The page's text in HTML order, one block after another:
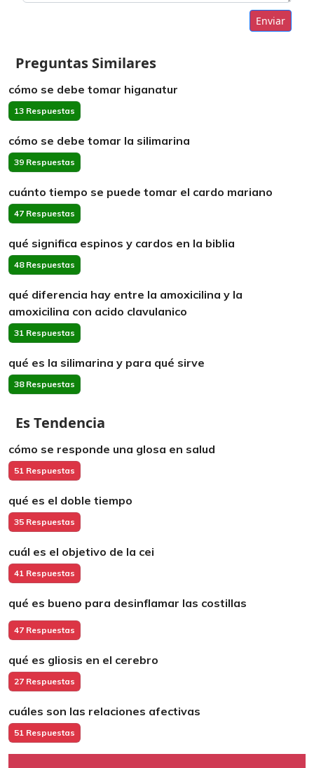
Enviar
Preguntas Similares
cómo se debe tomar higanatur
13 Respuestas
cómo se debe tomar la silimarina
39 Respuestas
cuánto tiempo se puede tomar el cardo mariano
47 Respuestas
qué significa espinos y cardos en la biblia
48 Respuestas
qué diferencia hay entre la amoxicilina y la
amoxicilina con acido clavulanico
31 Respuestas
qué es la silimarina y para qué sirve
38 Respuestas
Es Tendencia
cómo se responde una glosa en salud
51 Respuestas
qué es el doble tiempo
35 Respuestas
cuál es el objetivo de la cei
41 Respuestas
qué es bueno para desinflamar las costillas
47 Respuestas
qué es gliosis en el cerebro
27 Respuestas
cuáles son las relaciones afectivas
51 Respuestas